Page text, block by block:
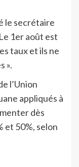
le secrétaire
1er août est
taux et ils ne
».
l’Union
appliqués à
dès
et 50%, selon